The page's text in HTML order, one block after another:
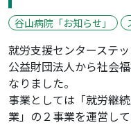
谷山病院「お知らせ」
就労支援センターステ
公益財団法人から社会
なりました。
事業としては「就労継
業」の２事業を運営して